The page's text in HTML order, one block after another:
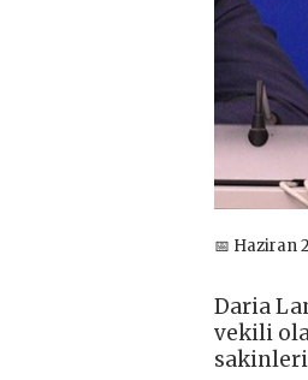
📅 Haziran
Daria
vekili